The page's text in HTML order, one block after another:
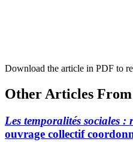
Download the article in PDF to
Other Articles
Les temporalités sociales :
ouvrage collectif